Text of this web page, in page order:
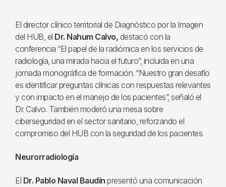
El director clínico territorial de Diagnóstico por la Imagen
del HUB, el Dr. Nahum Calvo, destacó con la
conferencia “El papel de la radiómica en los servicios de
radiología, una mirada hacia el futuro”, incluida en una
jornada monográfica de formación. “Nuestro gran desafío
es identificar preguntas clínicas con respuestas relevantes
y con impacto en el manejo de los pacientes”, señaló el
Dr. Calvo. También moderó una mesa sobre
ciberseguridad en el sector sanitario, reforzando el
compromiso del HUB con la seguridad de los pacientes.
Neurorradiología
El Dr. Pablo Naval Baudín presentó una comunicación